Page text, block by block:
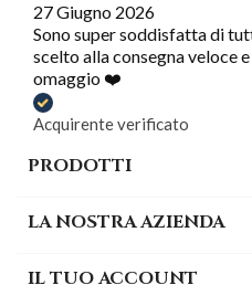
27 Giugno 2026
Sono super soddisfatta di
scelto alla consegna veloce
omaggio ❤️
Acquirente verificato
PRODOTTI
LA NOSTRA AZIENDA
IL TUO ACCOUNT